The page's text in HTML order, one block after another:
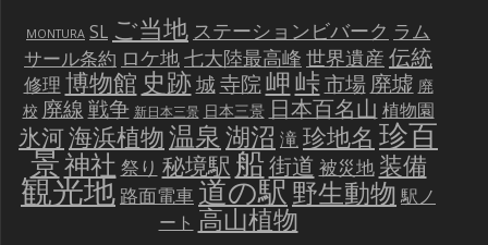
MONTURA SL ご当地 ステーションビバーク ラム
サール条約 ロケ地七大陸最高峰 世界遺産 伝統
修理 博物館 史跡城寺院岬峠市場 廃墟 廃
校 廃線戦争 新日本三景 日本三景 日本百名山 植物園
氷河海浜植物温泉湖沼 滝珍地名 珍百
景神社 祭り 秘境駅船街道 被災地 装備
観光地 路面電車道の駅野生動物 駅ノ
ート 高山植物